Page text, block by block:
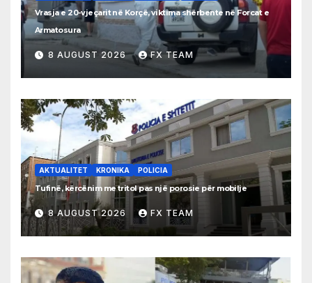
Vrasja e 20-vjeçarit në Korçë, viktima shërbente në Forcat e
Armatosura
8 AUGUST 2026 FX TEAM
AKTUALITET KRONIKA POLICIA
Tufinë, kërcënim me tritol pas një porosie për mobilje
8 AUGUST 2026 FX TEAM